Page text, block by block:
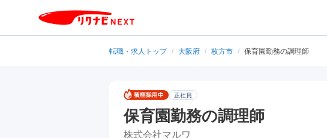
転職・求人トップ / 大阪府 / 枚方市 / 保育園勤務の調理師
正社員
保育園勤務の調理師
株式会社マルワ